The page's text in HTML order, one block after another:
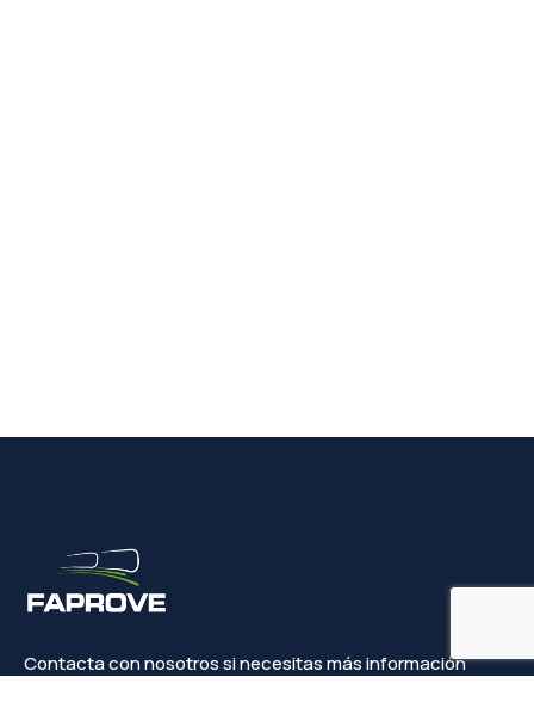
Contacta con nosotros si necesitas más información